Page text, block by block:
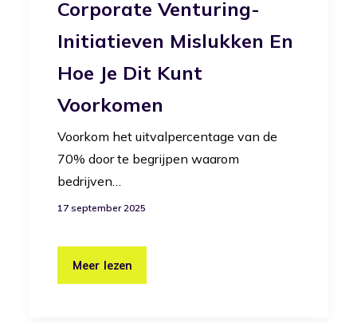
Corporate Venturing-
Initiatieven Mislukken En
Hoe Je Dit Kunt
Voorkomen
Voorkom het uitvalpercentage van de
70% door te begrijpen waarom
bedrijven…
17 september 2025
Meer lezen